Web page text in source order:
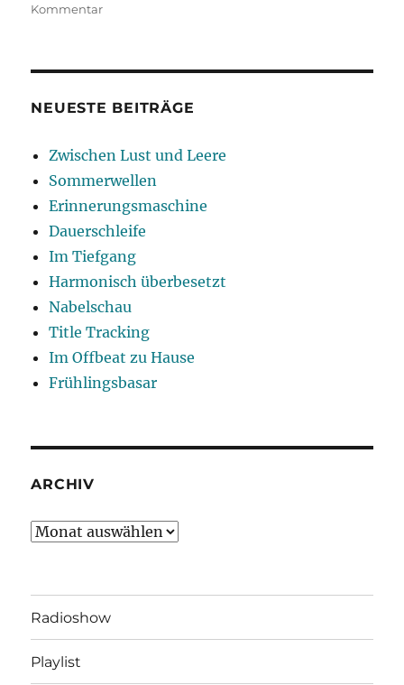
Kommentarzu
NEUESTE BEITRÄGE
Zwischen Lust und Leere
Sommerwellen
Erinnerungsmaschine
Dauerschleife
Im Tiefgang
Harmonisch überbesetzt
Nabelschau
Title Tracking
Im Offbeat zu Hause
Frühlingsbasar
ARCHIV
Archiv
Radioshow
Playlist